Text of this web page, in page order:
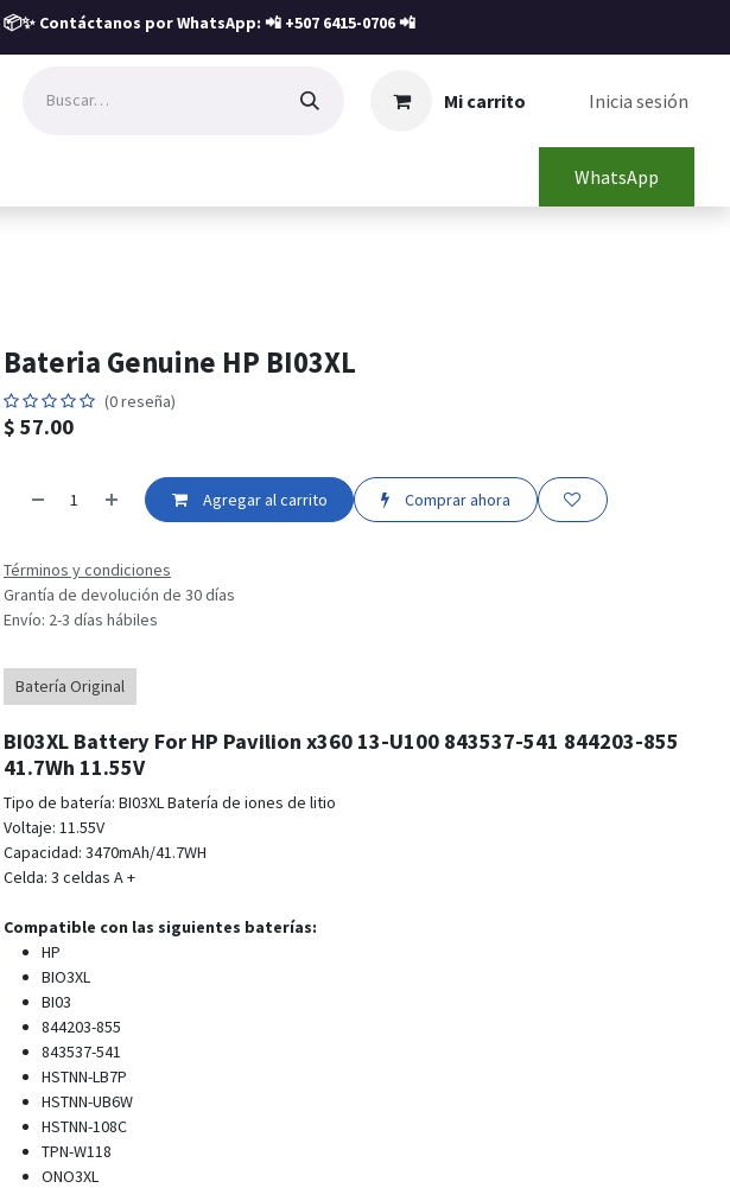
📦✨ Contáctanos por WhatsApp: 📲 +507 6415-0706📲
Mi carrito Inicia sesión
WhatsApp
Bateria Genuine HP BI03XL
(0 reseña)
$ 57.00
Agregar al carrito Comprar ahora
Términos y condiciones
Grantía de devolución de 30 días
Envío: 2-3 días hábiles
Batería Original
BI03XL Battery For HP Pavilion x360 13-U100 843537-541 844203-855
41.7Wh 11.55V
Tipo de batería: BI03XL Batería de iones de litio
Voltaje: 11.55V
Capacidad: 3470mAh/41.7WH
Celda: 3 celdas A +
Compatible con las siguientes baterías:
HP
BIO3XL
BI03
844203-855
843537-541
HSTNN-LB7P
HSTNN-UB6W
HSTNN-108C
TPN-W118
ONO3XL